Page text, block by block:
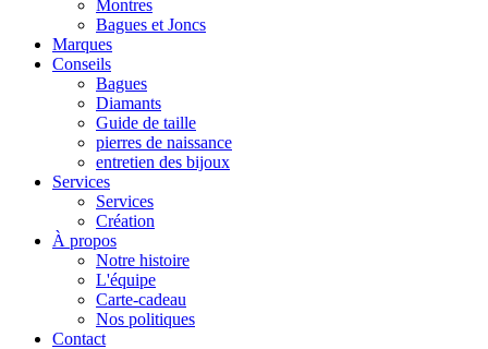
Montres
Bagues et Joncs
Marques
Conseils
Bagues
Diamants
Guide de taille
pierres de naissance
entretien des bijoux
Services
Services
Création
À propos
Notre histoire
L'équipe
Carte-cadeau
Nos politiques
Contact